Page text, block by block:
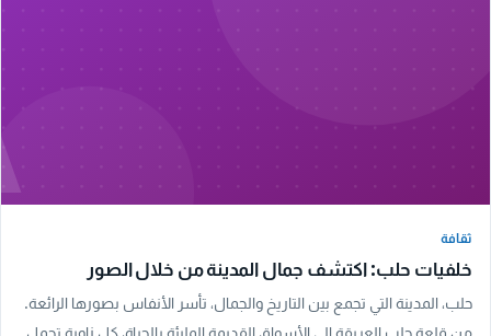
ثقافة
خلفيات حلب: اكتشف جمال المدينة من خلال الصور
حلب، المدينة التي تجمع بين التاريخ والجمال، تأسر الأنفاس بصورها الرائعة.